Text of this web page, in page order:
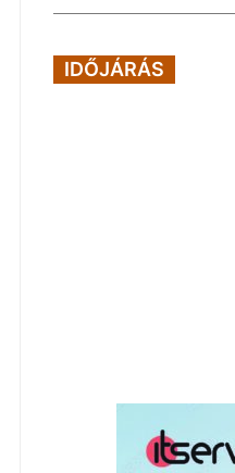
IDŐJÁRÁS